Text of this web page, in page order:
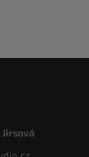
Jirsová